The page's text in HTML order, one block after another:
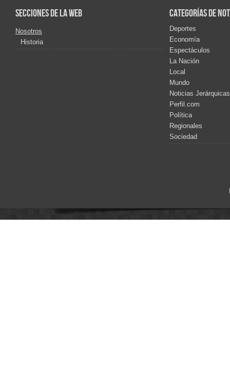
Secciones de la web
Nosotros
Historia
Categorías de
Deportes
Economía
Espectáculos
La Nación
Local
Mundo
Noticias Jerárquicas
Perfil.com
Política
Regionales
Sociedad